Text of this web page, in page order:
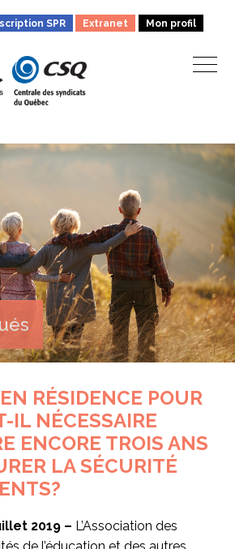
SPR Extranet Mon profil
RÉSIDENCE POUR
IL NÉCESSAIRE
ENCORE TROIS ANS
LA SÉCURITÉ
2019 – L’Association des